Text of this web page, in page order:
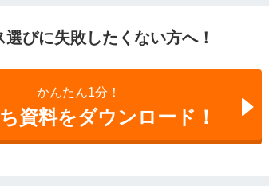
選びに失敗したくない方へ！
かんたん1分！
資料をダウンロード！